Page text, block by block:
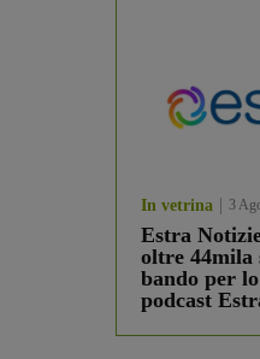
In vetrina 3
Estra
oltre
bando per
podcast